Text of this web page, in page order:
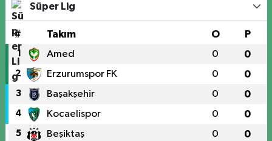
Süper Lig
# Takım O P
1 Amed 0 0
2 Erzurumspor FK 0 0
3 Başakşehir 0 0
4 Kocaelispor 0 0
5 Beşiktaş 0 0